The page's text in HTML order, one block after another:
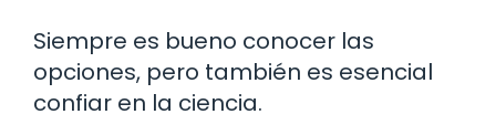
Siempre es bueno conocer las
opciones, pero también es esencial
confiar en la ciencia.